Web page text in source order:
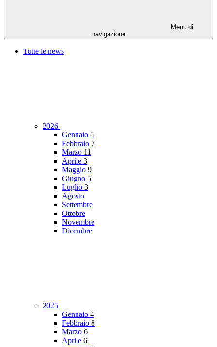
Menu di
navigazione
Tutte le news
2026
Gennaio 5
Febbraio 7
Marzo 11
Aprile 3
Maggio 9
Giugno 5
Luglio 3
Agosto
Settembre
Ottobre
Novembre
Dicembre
2025
Gennaio 4
Febbraio 8
Marzo 6
Aprile 6